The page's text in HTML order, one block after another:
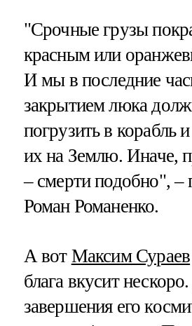
"Срочные грузы
красным или
И мы в последние
закрытием люка
погрузить в корабль
их на Землю. Иначе,
– смерти подобно", –
Роман Романенко.
А вот Максим Сураев
блага вкусит
завершения его